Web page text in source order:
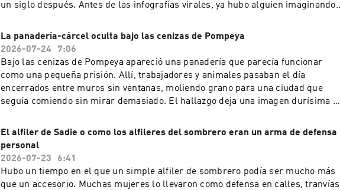
un siglo después. Antes de las infografías virales, ya hubo alguien imaginando
en el canal National Geographic y en Disney +. Learn more about your ad
choices. Visit podcastchoices.com/adchoices
La panadería-cárcel oculta bajo las cenizas de Pompeya
2026-07-24
7:06
Bajo las cenizas de Pompeya apareció una panadería que parecía funcionar
como una pequeña prisión. Allí, trabajadores y animales pasaban el día
encerrados entre muros sin ventanas, moliendo grano para una ciudad que
seguía comiendo sin mirar demasiado. El hallazgo deja una imagen durísima de
adentra en la Pompeya que existía antes del Vesubio. Una recreación
documental que rescata la vida de sus habitantes en las horas previas a la
tragedia. Temporada completa el sábado 25, a las 16.00h, en National
Geographic. Learn more about your ad choices. Visit
podcastchoices.com/adchoices
El alfiler de Sadie o como los alfileres del sombrero eran un arma de defensa
personal
2026-07-23
6:41
Hubo un tiempo en el que un simple alfiler de sombrero podía ser mucho más
que un accesorio. Muchas mujeres lo llevaron como defensa en calles, tranvías